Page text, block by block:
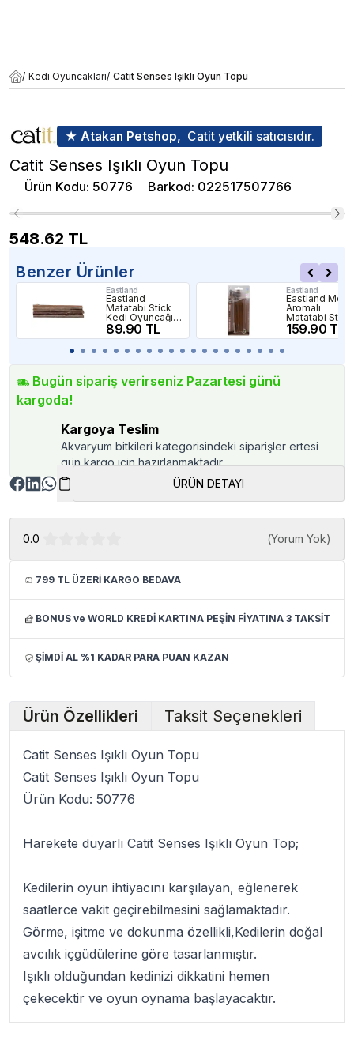
/ Kedi Oyuncakları/ Catit Senses Işıklı Oyun Topu
★ Atakan Petshop, Catit yetkili satıcısıdır.
Catit Senses Işıklı Oyun Topu
Ürün Kodu: 50776 Barkod: 022517507766
548.62 TL
Benzer Ürünler
Eastland
Eastland
Matatabi Stick
Kedi Oyuncağı
5li 12cm
89.90 TL
Eastland
Eastland
Aromalı
Matatabi Stick
Kedi Oyuncağı
5li
159.90 TL
Bugün sipariş verirseniz Pazartesi günü
kargoda!
Kargoya Teslim
Akvaryum bitkileri kategorisindeki siparişler ertesi
gün kargo için hazırlanmaktadır.
ÜRÜN DETAYI
0.0 (Yorum Yok)
799 TL ÜZERİ KARGO BEDAVA
BONUS ve WORLD KREDİ KARTINA PEŞİN FİYATINA 3 TAKSİT
ŞİMDİ AL %1 KADAR PARA PUAN KAZAN
Ürün Özellikleri Taksit Seçenekleri
Catit Senses Işıklı Oyun Topu
Catit Senses Işıklı Oyun Topu
Ürün Kodu: 50776
Harekete duyarlı Catit Senses Işıklı Oyun Top;
Kedilerin oyun ihtiyacını karşılayan, eğlenerek
saatlerce vakit geçirebilmesini sağlamaktadır.
Görme, işitme ve dokunma özellikli,Kedilerin doğal
avcılık içgüdülerine göre tasarlanmıştır.
Işıklı olduğundan kedinizi dikkatini hemen
çekecektir ve oyun oynama başlayacaktır.